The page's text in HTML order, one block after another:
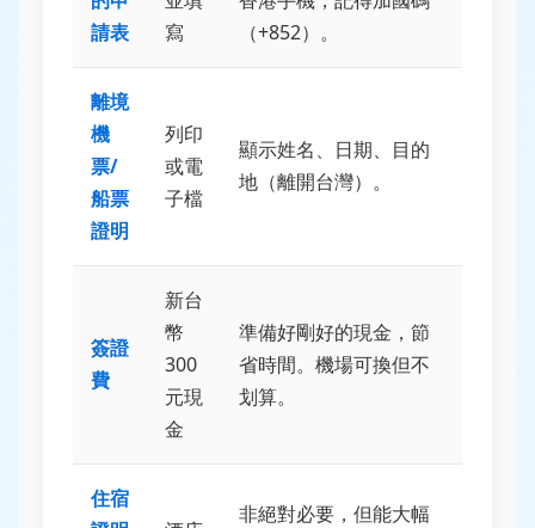
請表
寫
（+852）。
離境
機
票/
船票
證明
列印
或電
子檔
顯示姓名、日期、目的
地（離開台灣）。
簽證
費
新台
幣
300
元現
金
準備好剛好的現金，節
省時間。機場可換但不
划算。
住宿
非絕對必要，但能大幅